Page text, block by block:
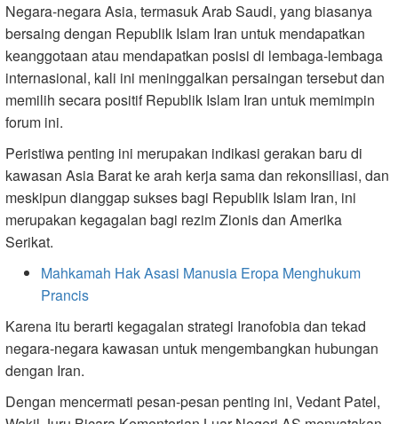
Negara-negara Asia, termasuk Arab Saudi, yang biasanya
bersaing dengan Republik Islam Iran untuk mendapatkan
keanggotaan atau mendapatkan posisi di lembaga-lembaga
internasional, kali ini meninggalkan persaingan tersebut dan
memilih secara positif Republik Islam Iran untuk memimpin
forum ini.
Peristiwa penting ini merupakan indikasi gerakan baru di
kawasan Asia Barat ke arah kerja sama dan rekonsiliasi, dan
meskipun dianggap sukses bagi Republik Islam Iran, ini
merupakan kegagalan bagi rezim Zionis dan Amerika
Serikat.
Mahkamah Hak Asasi Manusia Eropa Menghukum
Prancis
Karena itu berarti kegagalan strategi Iranofobia dan tekad
negara-negara kawasan untuk mengembangkan hubungan
dengan Iran.
Dengan mencermati pesan-pesan penting ini, Vedant Patel,